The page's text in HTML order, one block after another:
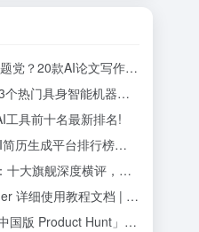
20款AI论文写作工具评测！
具身智能机器人公司盘点！
工具前十名最新排名!
行榜：助力职场人面试率提升700%！
深度横评，哪款最适合你！
用教程文档 | 快速上手体验
」：观猹能重建AI产品的信任机制吗？